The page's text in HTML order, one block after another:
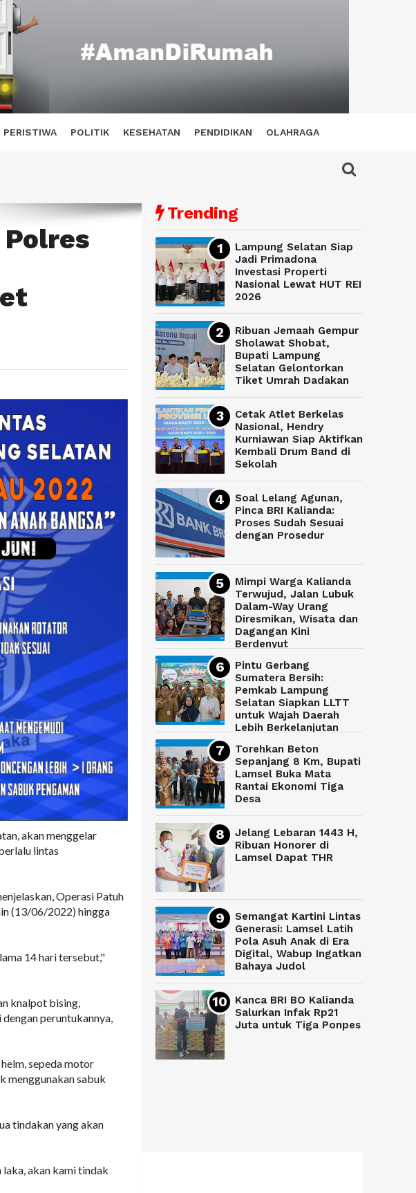
PERISTIWA POLITIK KESEHATAN PENDIDIKAN OLAHRAGA
akan menggelar
lintas
Operasi Patuh
(13/06/2022) hingga
14 hari tersebut,"
knalpot bising,
peruntukannya,
sepeda motor
menggunakan sabuk
tindakan yang akan
akan kami tindak
Trending
Lampung Selatan Siap
Jadi Primadona
Investasi Properti
Nasional Lewat HUT REI
2026
Ribuan Jemaah Gempur
Sholawat Shobat,
Bupati Lampung
Selatan Gelontorkan
Tiket Umrah Dadakan
Cetak Atlet Berkelas
Nasional, Hendry
Kurniawan Siap Aktifkan
Kembali Drum Band di
Sekolah
Soal Lelang Agunan,
Pinca BRI Kalianda:
Proses Sudah Sesuai
dengan Prosedur
Mimpi Warga Kalianda
Terwujud, Jalan Lubuk
Dalam-Way Urang
Diresmikan, Wisata dan
Dagangan Kini
Berdenyut
Pintu Gerbang
Sumatera Bersih:
Pemkab Lampung
Selatan Siapkan LLTT
untuk Wajah Daerah
Lebih Berkelanjutan
Torehkan Beton
Sepanjang 8 Km, Bupati
Lamsel Buka Mata
Rantai Ekonomi Tiga
Desa
Jelang Lebaran 1443 H,
Ribuan Honorer di
Lamsel Dapat THR
Semangat Kartini Lintas
Generasi: Lamsel Latih
Pola Asuh Anak di Era
Digital, Wabup Ingatkan
Bahaya Judol
Kanca BRI BO Kalianda
Salurkan Infak Rp21
Juta untuk Tiga Ponpes